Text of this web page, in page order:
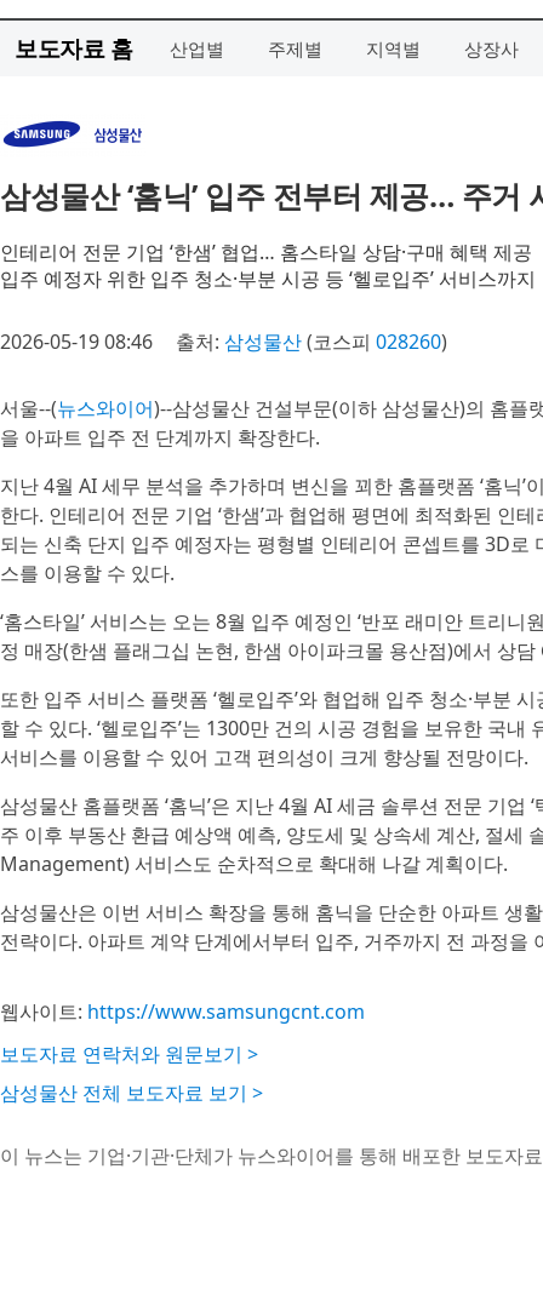
보도자료 홈 산업별 주제별 지역별 상장사
삼성물산 ‘홈닉’ 입주 전부터 제공… 주거
인테리어 전문 기업 ‘한샘’ 협업… 홈스타일 상담·구매 혜택 제공
입주 예정자 위한 입주 청소·부분 시공 등 ‘헬로입주’ 서비스까지
2026-05-19 08:46 출처: 삼성물산(코스피 028260)
서울--(뉴스와이어)--삼성물산 건설부문(이하 삼성물산)의 홈플
을 아파트 입주 전 단계까지 확장한다.
지난 4월 AI 세무 분석을 추가하며 변신을 꾀한 홈플랫폼 ‘홈닉
한다. 인테리어 전문 기업 ‘한샘’과 협업해 평면에 최적화된 인
되는 신축 단지 입주 예정자는 평형별 인테리어 콘셉트를 3D
스를 이용할 수 있다.
‘홈스타일’ 서비스는 오는 8월 입주 예정인 ‘반포 래미안 트리
정 매장(한샘 플래그십 논현, 한샘 아이파크몰 용산점)에서 상
또한 입주 서비스 플랫폼 ‘헬로입주’와 협업해 입주 청소·부분
할 수 있다. ‘헬로입주’는 1300만 건의 시공 경험을 보유한 국
서비스를 이용할 수 있어 고객 편의성이 크게 향상될 전망이다.
삼성물산 홈플랫폼 ‘홈닉’은 지난 4월 AI 세금 솔루션 전문 기업
주 이후 부동산 환급 예상액 예측, 양도세 및 상속세 계산, 절
Management) 서비스도 순차적으로 확대해 나갈 계획이다.
삼성물산은 이번 서비스 확장을 통해 홈닉을 단순한 아파트 생
전략이다. 아파트 계약 단계에서부터 입주, 거주까지 전 과정을
웹사이트: https://www.samsungcnt.com
보도자료 연락처와 원문보기 >
삼성물산 전체 보도자료 보기 >
이 뉴스는 기업·기관·단체가 뉴스와이어를 통해 배포한 보도자